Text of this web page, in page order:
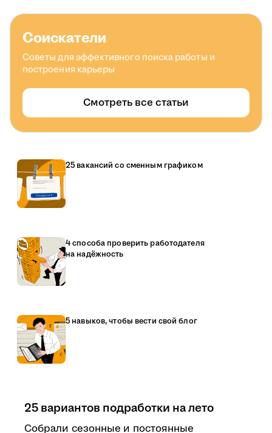
Соискатели
Советы для эффективного поиска работы и
построения карьеры
Смотреть все статьи
25 вакансий со сменным графиком
4 способа проверить работодателя
на надёжность
5 навыков, чтобы вести свой блог
25 вариантов подработки на лето
Собрали сезонные и постоянные